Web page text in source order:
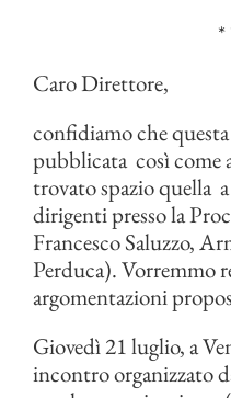
*
Caro Direttore,
confidiamo che questa
pubblicata così come
trovato spazio quella
dirigenti presso la
Francesco Saluzzo,
Perduca). Vorremmo
argomentazioni
Giovedì 21 luglio, a
incontro organizzato